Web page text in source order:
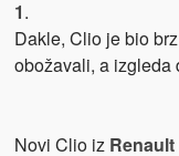
1.
Dakle, Clio je bio
obožavali, a izgleda
Novi Clio iz